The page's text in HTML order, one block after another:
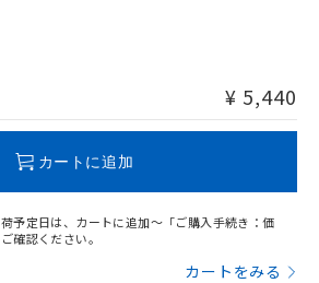
混在する可能性があります。
¥ 5,440
カートに追加
予定日は、カートに追加～「ご購入手続き：価
確認ください。
カートをみる